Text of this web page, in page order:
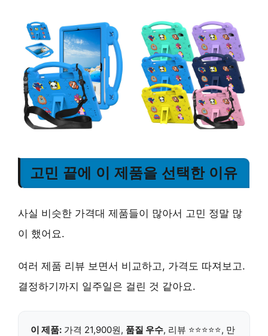
고민 끝에 이 제품을 선택한 이유
사실 비슷한 가격대 제품들이 많아서 고민 정말 많
이 했어요.
여러 제품 리뷰 보면서 비교하고, 가격도 따져보고.
결정하기까지 일주일은 걸린 것 같아요.
이 제품: 가격 21,900원, 품질 우수, 리뷰 ⭐⭐⭐⭐⭐, 만